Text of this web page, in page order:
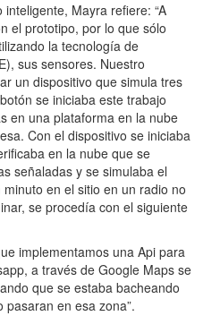
Mayra refiere: “A
el prototipo, por lo que sólo
la tecnología de
sus sensores. Nuestro
un dispositivo que simula tres
se iniciaba este trabajo
en una plataforma en la nube
Con el dispositivo se iniciaba
en la nube que se
señaladas y se simulaba el
en el sitio en un radio no
se procedía con el siguiente
implementamos una Api para
a través de Google Maps se
que se estaba bacheando
en esa zona”.